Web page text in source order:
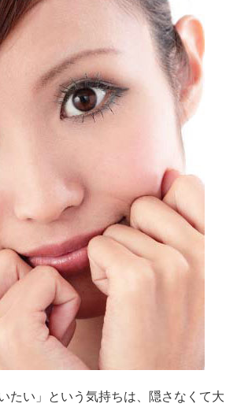
たい」という気持ちは、隠さなくて大